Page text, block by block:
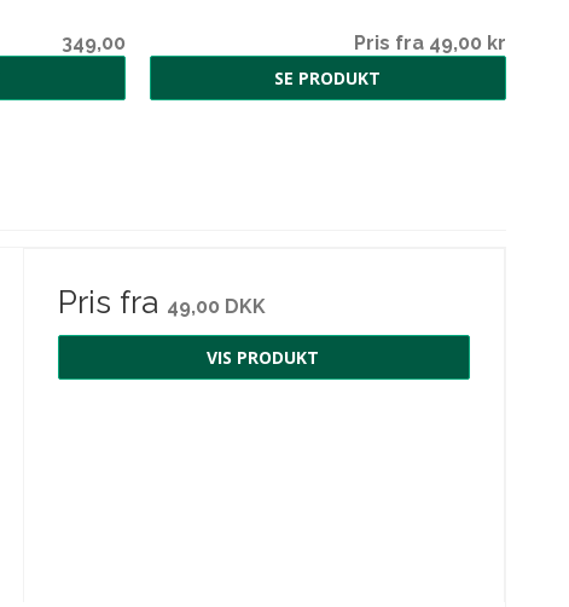
349,00
Pris fra 49,00 kr
SE PRODUKT
Pris fra 49,00 DKK
VIS PRODUKT